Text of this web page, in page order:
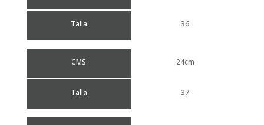
Talla 36
CMS
Talla
24cm
37